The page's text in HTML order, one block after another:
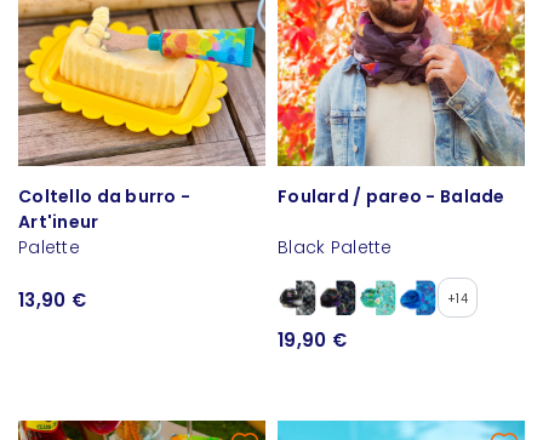
Coltello da burro -
Art'ineur
Palette
13,90 €
Foulard / pareo - Balade
Black Palette
+14
19,90 €